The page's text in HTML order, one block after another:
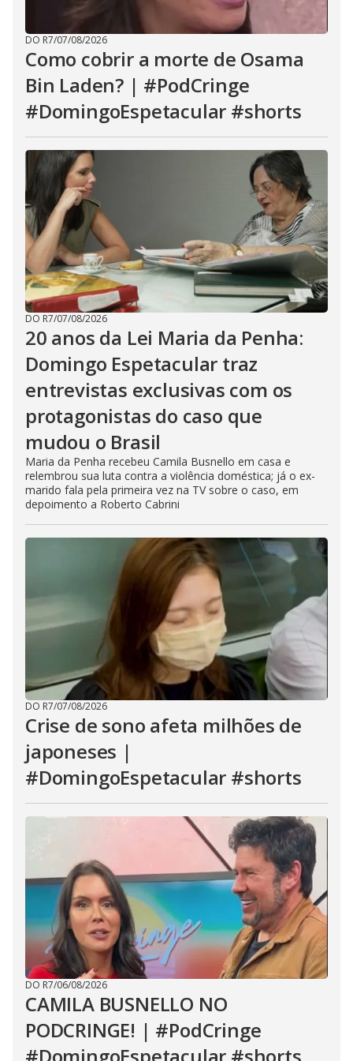
DO R7/07/08/2026
Como cobrir a morte de Osama
Bin Laden? | #PodCringe
#DomingoEspetacular #shorts
DO R7/07/08/2026
20 anos da Lei Maria da Penha:
Domingo Espetacular traz
entrevistas exclusivas com os
protagonistas do caso que
mudou o Brasil
Maria da Penha recebeu Camila Busnello em casa e
relembrou sua luta contra a violência doméstica; já o ex-
marido fala pela primeira vez na TV sobre o caso, em
depoimento a Roberto Cabrini
DO R7/07/08/2026
Crise de sono afeta milhões de
japoneses |
#DomingoEspetacular #shorts
DO R7/06/08/2026
CAMILA BUSNELLO NO
PODCRINGE! | #PodCringe